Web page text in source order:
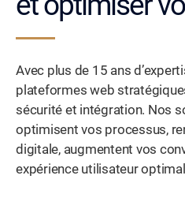
Avec plus de 15 ans
plateformes web
sécurité et intégration. Nos
optimisent vos processus,
digitale, augmentent vos
expérience utilisateur